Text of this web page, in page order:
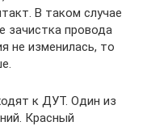
В таком случае
зачистка провода
не изменилась, то
к ДУТ. Один из
Красный